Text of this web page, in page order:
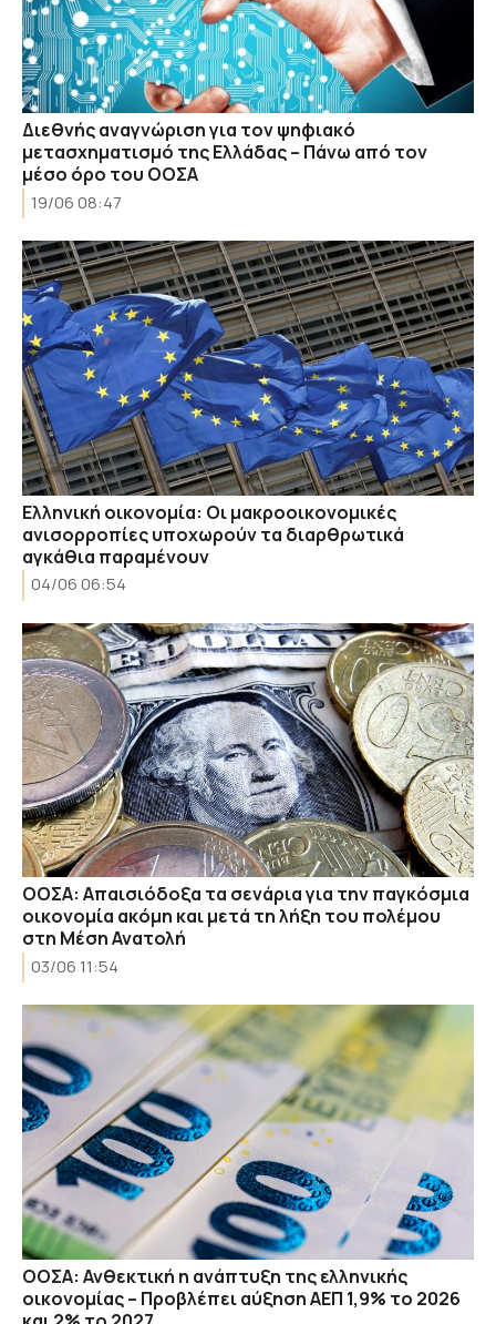
Διεθνής αναγνώριση για τον ψηφιακό
μετασχηματισμό της Ελλάδας – Πάνω από τον
μέσο όρο του ΟΟΣΑ
19/06 08:47
Ελληνική οικονομία: Οι μακροοικονομικές
ανισορροπίες υποχωρούν τα διαρθρωτικά
αγκάθια παραμένουν
04/06 06:54
ΟΟΣΑ: Απαισιόδοξα τα σενάρια για την παγκόσμια
οικονομία ακόμη και μετά τη λήξη του πολέμου
στη Μέση Ανατολή
03/06 11:54
ΟΟΣΑ: Ανθεκτική η ανάπτυξη της ελληνικής
οικονομίας – Προβλέπει αύξηση ΑΕΠ 1,9% το 2026